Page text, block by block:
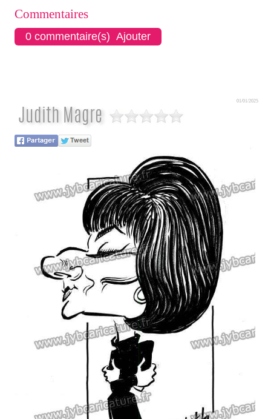
Commentaires
0 commentaire(s) Ajouter
Judith Magre
01/01/2025